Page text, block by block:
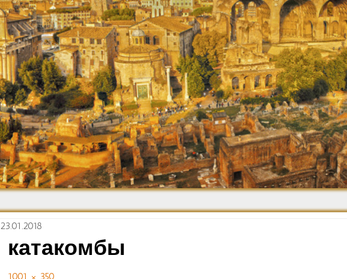
Поздняя Республика
(264-27 гг до н.э.)
Империя. Принципат
(27 г до н.э. — 284 г
н.э.)
Империя. Доминат
(284-476 гг)
Темные Века. Готы
Темные Века.
Экзархат
Средневековье
Возрождение и
Барокко
Музеи
Дохристианские
храмы
Христианские храмы,
базилики etc.
Дворцы
Арки, колонны и
обелиски
Фонтаны
23.01.2018
катакомбы
1001 × 350